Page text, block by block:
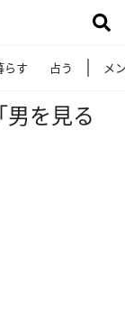
らす 占う メ
を見る